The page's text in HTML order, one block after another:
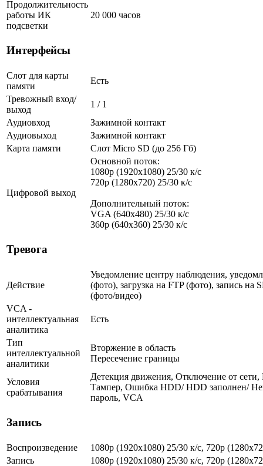
Продолжительность
работы ИК
подсветки
20 000 часов
Интерфейсы
Слот для карты
памяти
Есть
Тревожный вход/
выход
1 / 1
Аудиовход
Зажимной контакт
Аудиовыход
Зажимной контакт
Карта памяти
Слот Micro SD (до 256 Гб)
Цифровой выход
Основной поток:
1080p (1920x1080) 25/30 к/с
720p (1280х720) 25/30 к/с
Дополнительный поток:
VGA (640x480) 25/30 к/с
360p (640x360) 25/30 к/с
Тревога
Действие
Уведомление центру наблюдения,
(фото), загрузка на FTP (фото), запись на
(фото/видео)
VCA -
интеллектуальная
аналитика
Есть
Тип
интеллектуальной
аналитики
Вторжение в область
Пересечение границы
Условия
срабатывания
Детекция движения, Отключение от
Тампер, Ошибка HDD/ HDD заполнен/
пароль, VCA
Запись
Воспроизведение
1080p (1920x1080) 25/30 к/с, 720p
Запись
1080p (1920x1080) 25/30 к/с, 720p